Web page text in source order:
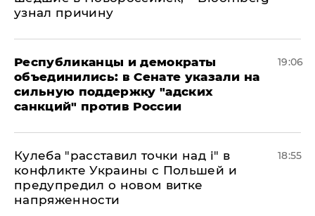
узнал причину
Республиканцы и демократы
объединились: в Сенате указали на
сильную поддержку "адских
санкций" против России
19:06
Кулеба "расставил точки над і" в
конфликте Украины с Польшей и
предупредил о новом витке
напряженности
18:55